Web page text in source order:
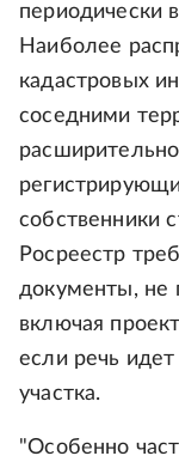
периодически
Наиболее
кадастровых
соседними
собственники
Росреестр
документы, не
включая
если речь
участка.
"Особенно